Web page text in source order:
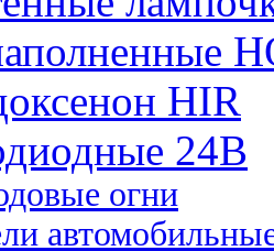
HIR
24B
огни